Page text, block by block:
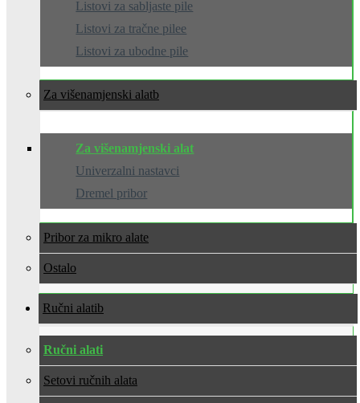
Listovi za sabljaste pile
Listovi za tračne pilee
Listovi za ubodne pile
Za višenamjenski alat
Za višenamjenski alat
Univerzalni nastavci
Dremel pribor
Pribor za mikro alate
Ostalo
Ručni alati
Ručni alati
Setovi ručnih alata